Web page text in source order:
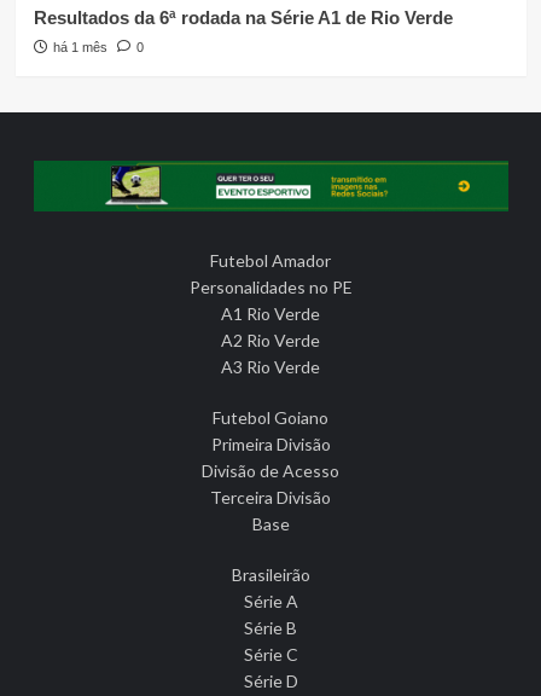
Resultados da 6ª rodada na Série A1 de Rio Verde
há 1 mês 0
Futebol Amador
Personalidades no PE
A1 Rio Verde
A2 Rio Verde
A3 Rio Verde
Futebol Goiano
Primeira Divisão
Divisão de Acesso
Terceira Divisão
Base
Brasileirão
Série A
Série B
Série C
Série D